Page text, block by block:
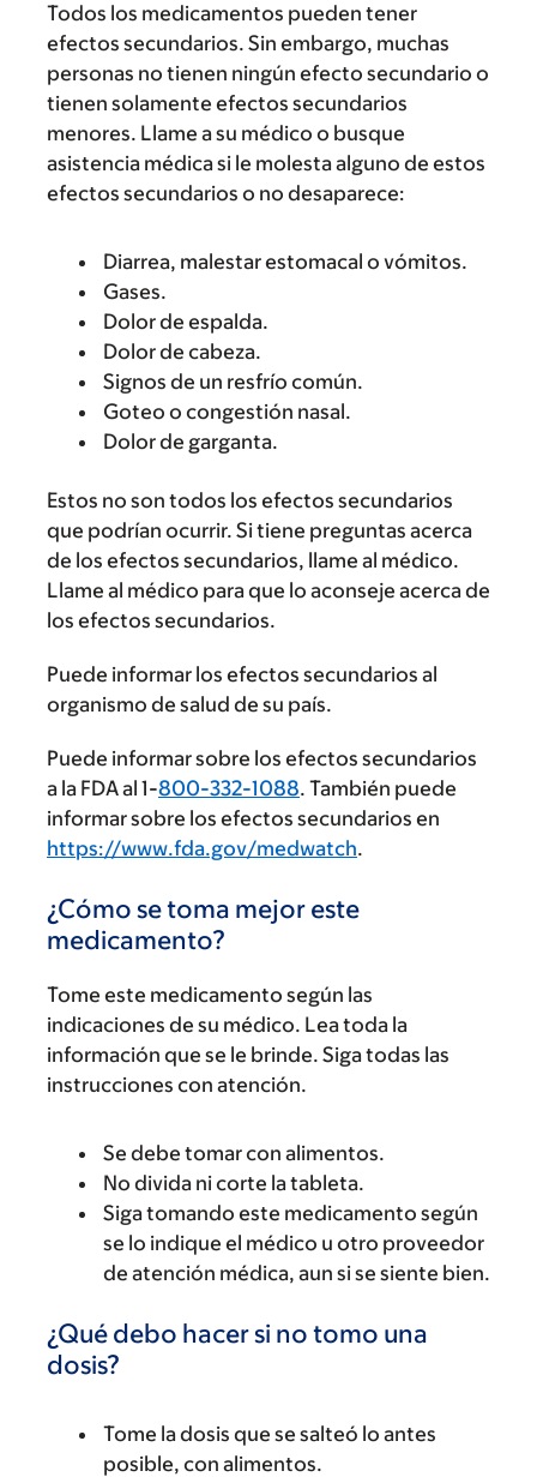
Todos los medicamentos pueden tener
efectos secundarios. Sin embargo, muchas
personas no tienen ningún efecto secundario o
tienen solamente efectos secundarios
menores. Llame a su médico o busque
asistencia médica si le molesta alguno de estos
efectos secundarios o no desaparece:
Diarrea, malestar estomacal o vómitos.
Gases.
Dolor de espalda.
Dolor de cabeza.
Signos de un resfrío común.
Goteo o congestión nasal.
Dolor de garganta.
Estos no son todos los efectos secundarios
que podrían ocurrir. Si tiene preguntas acerca
de los efectos secundarios, llame al médico.
Llame al médico para que lo aconseje acerca de
los efectos secundarios.
Puede informar los efectos secundarios al
organismo de salud de su país.
Puede informar sobre los efectos secundarios
a la FDA al 1-800-332-1088. También puede
informar sobre los efectos secundarios en
https://www.fda.gov/medwatch.
¿Cómo se toma mejor este
medicamento?
Tome este medicamento según las
indicaciones de su médico. Lea toda la
información que se le brinde. Siga todas las
instrucciones con atención.
Se debe tomar con alimentos.
No divida ni corte la tableta.
Siga tomando este medicamento según
se lo indique el médico u otro proveedor
de atención médica, aun si se siente bien.
¿Qué debo hacer si no tomo una
dosis?
Tome la dosis que se salteó lo antes
posible, con alimentos.